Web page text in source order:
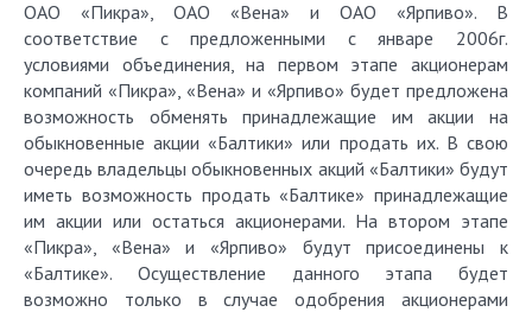
ОАО «Пикра», ОАО «Вена» и ОАО «Ярпиво». В
соответствие с предложенными с январе 2006г.
условиями объединения, на первом этапе акционерам
компаний «Пикра», «Вена» и «Ярпиво» будет предложена
возможность обменять принадлежащие им акции на
обыкновенные акции «Балтики» или продать их. В свою
очередь владельцы обыкновенных акций «Балтики» будут
иметь возможность продать «Балтике» принадлежащие
им акции или остаться акционерами. На втором этапе
«Пикра», «Вена» и «Ярпиво» будут присоединены к
«Балтике». Осуществление данного этапа будет
возможно только в случае одобрения акционерами